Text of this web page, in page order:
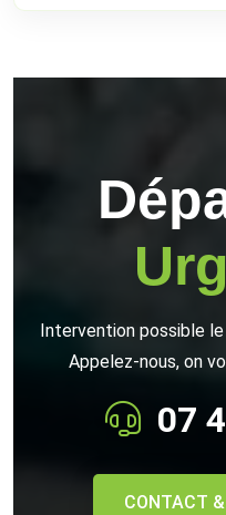
Intervention possible
Appelez-nous, on
07
CONTACT